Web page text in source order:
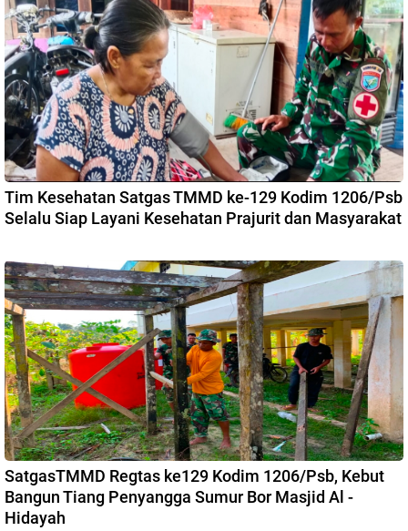
Tim Kesehatan Satgas TMMD ke-129 Kodim 1206/Psb
Selalu Siap Layani Kesehatan Prajurit dan Masyarakat
SatgasTMMD Regtas ke129 Kodim 1206/Psb, Kebut
Bangun Tiang Penyangga Sumur Bor Masjid Al -
Hidayah